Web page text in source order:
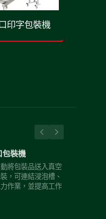
印字包裝機
包裝機
將包裝品送入真空
，可連結浸泡槽、
作業，並提高工作